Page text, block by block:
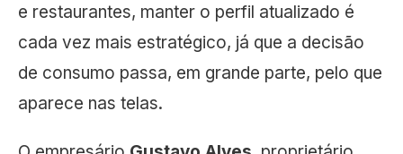
e restaurantes, manter o perfil atualizado é
cada vez mais estratégico, já que a decisão
de consumo passa, em grande parte, pelo que
aparece nas telas.